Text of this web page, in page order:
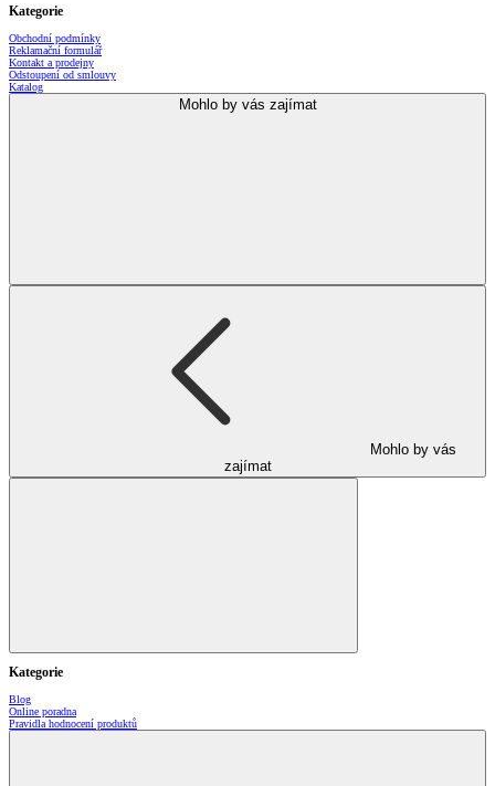
Kategorie
Obchodní podmínky
Reklamační formulář
Kontakt a prodejny
Odstoupení od smlouvy
Katalog
Mohlo by vás zajímat
Mohlo by vás
zajímat
Kategorie
Blog
Online poradna
Pravidla hodnocení produktů